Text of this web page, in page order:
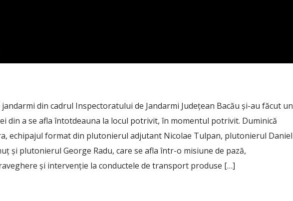
din cadrul Inspectoratului de Jandarmi Județean Bacău și-au făcut un
din a se afla întotdeauna la locul potrivit, în momentul potrivit. Duminică
echipajul format din plutonierul adjutant Nicolae Tulpan, plutonierul Daniel
și plutonierul George Radu, care se afla într-o misiune de pază,
și intervenție la conductele de transport produse […]